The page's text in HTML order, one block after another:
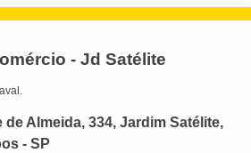
- Jd Satélite
de Almeida, 334, Jardim Satélite,
- SP